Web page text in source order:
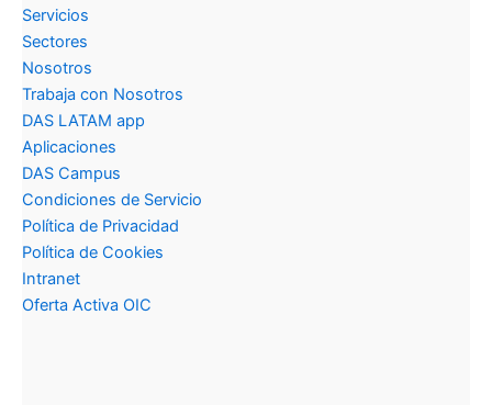
Servicios
Sectores
Nosotros
Trabaja con Nosotros
DAS LATAM app
Aplicaciones
DAS Campus
Condiciones de Servicio
Política de Privacidad
Política de Cookies
Intranet
Oferta Activa OIC